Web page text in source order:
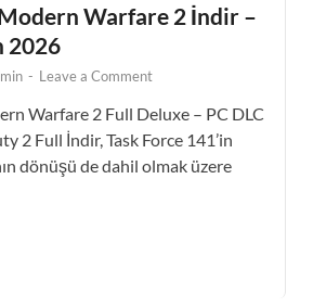
Warfare 2 İndir –
2026
- Leave a Comment
Warfare 2 Full Deluxe – PC DLC
2 Full İndir, Task Force 141’in
dönüşü de dahil olmak üzere